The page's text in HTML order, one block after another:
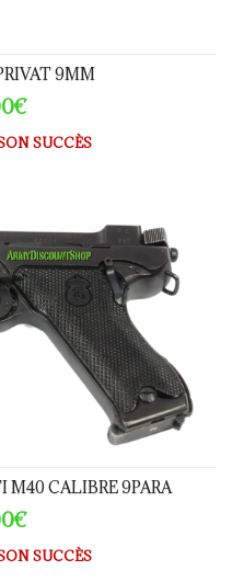
9MM
SUCCÈS
CALIBRE 9PARA
SUCCÈS